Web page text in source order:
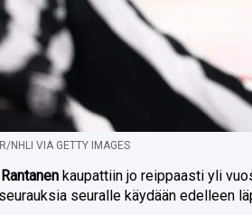
NHLI VIA GETTY IMAGES
kaupattiin jo reippaasti yli
seuralle käydään edelleen